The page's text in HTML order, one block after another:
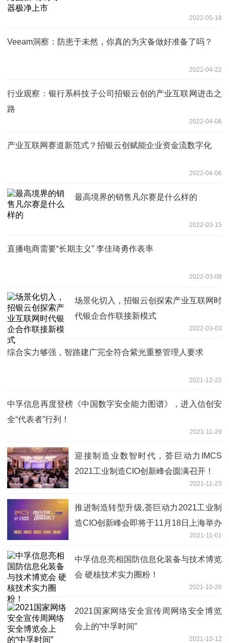
2022-05-18
Veeam洞察：防患于未然，你真的为灾备做好准备了吗？
2022-04-22
行业观察：银行系科技子公司招银云创的产业互联网进击之
路
2022-04-06
产业互联网赛道新范式？招银云创赋能企业资金流数字化
2022-04-06
最高境界的销售凡尔赛是什么样的
2022-03-15
直播电商需要“长期主义” 李佳琦勇作表率
2022-03-08
场景化切入，招银云创探索产业互联网时
代银企合作联接新模式
2022-03-03
综合实力够强，智路建广完全符合紫光重整管理人要求
2021-12-22
中孚信息再度登榜《中国数字安全能力图谱》，进入信创安
全“代表者”行列！
2021-11-29
迎接制造业数智时代，荟巨动力IMCS
2021工业制造CIO创新峰会圆满召开！
2021-11-23
推进制造转型升级,荟巨动力2021工业制
造CIO创新峰会即将于11月18日上海举办
2021-11-01
中孚信息亮相国防信息化装备与技术博览
会 硬核技术实力圈粉！
2021-10-26
2021国家网络安全宣传周网络安全博览
会上的“中孚时间”
2021-10-12